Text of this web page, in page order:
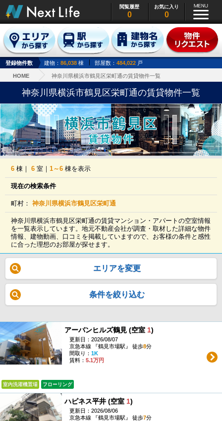
閲覧履歴
0
お気に入り
0
登録物件数 建物： 86,038 棟 部屋数： 484,022 戸
HOME 神奈川県横浜市鶴見区栄町通の賃貸物件一覧
神奈川県横浜市鶴見区栄町通の賃貸物件一覧
6 棟｜6 室｜1～6 棟を表示
現在の検索条件
町村：神奈川県横浜市鶴見区栄町通
神奈川県横浜市鶴見区栄町通の賃貸マンション・アパートの空室情報
を一覧表示しています。地元不動産会社が調査・取材した詳細な物件
情報、建物動画、口コミを掲載していますので、お客様の条件と感性
に合った理想のお部屋が探せます。
エリアを変更
条件を絞り込む
アーバンヒルズ鶴見 (空室 1)
更新日：2026/08/07
京急本線 『鶴見市場駅』 徒歩8分
間取り： 1K
賃料： 5.1万円
室内洗濯機置場 フローリング
ハピネス平井 (空室 1)
更新日：2026/08/06
京急本線 『鶴見市場駅』 徒歩7分